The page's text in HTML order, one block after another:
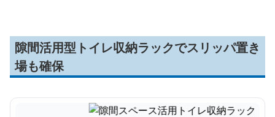
隙間活用型トイレ収納ラックでスリッパ置き
場も確保